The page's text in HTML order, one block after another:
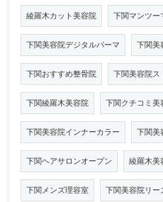
綾羅木カット美容院 下関マンツー
下関美容院デジタルパーマ 下関美
下関おすすめ整骨院 下関美容院ス
下関綾羅木美容院 下関クチコミ美
下関美容院インナーカラー 下関美
下関ヘアサロンオープン 綾羅木美
下関メンズ理容室 下関美容院リー